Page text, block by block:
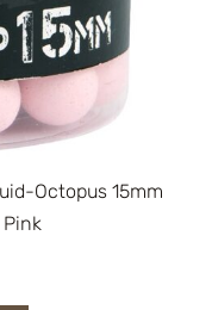
Octopus 15mm